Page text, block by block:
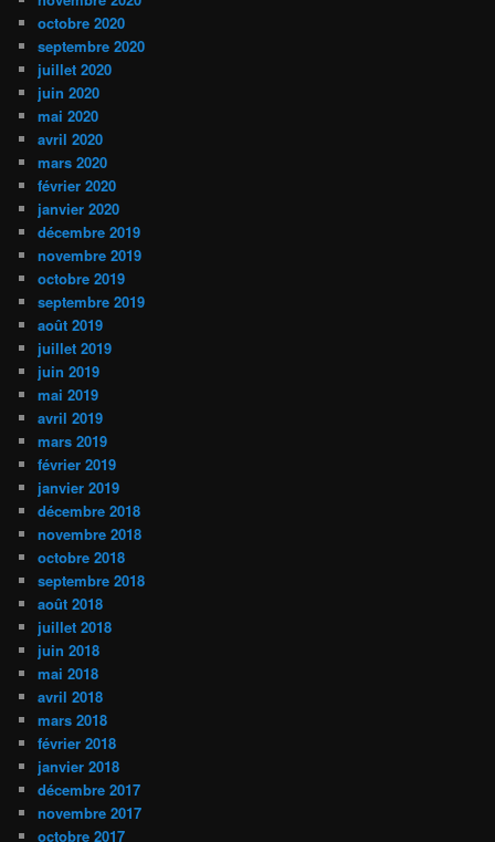
octobre 2020
septembre 2020
juillet 2020
juin 2020
mai 2020
avril 2020
mars 2020
février 2020
janvier 2020
décembre 2019
novembre 2019
octobre 2019
septembre 2019
août 2019
juillet 2019
juin 2019
mai 2019
avril 2019
mars 2019
février 2019
janvier 2019
décembre 2018
novembre 2018
octobre 2018
septembre 2018
août 2018
juillet 2018
juin 2018
mai 2018
avril 2018
mars 2018
février 2018
janvier 2018
décembre 2017
novembre 2017
octobre 2017